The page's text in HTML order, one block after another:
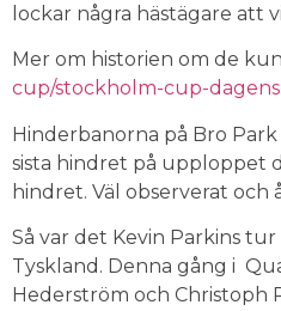
lockar några hästägare att
Mer om historien om de
cup/stockholm-cup-
Hinderbanorna på Bro
sista hindret på upploppet
hindret. Väl observerat och
Så var det Kevin Parkins
Tyskland. Denna gång i
Hederström och Christoph